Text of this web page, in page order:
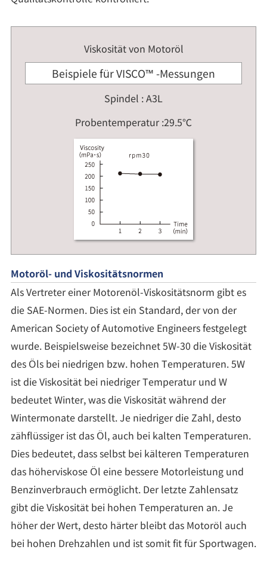
Viskosität von Motoröl
Beispiele für VISCO™ -Messungen
Spindel : A3L
Probentemperatur :29.5℃
Motoröl- und Viskositätsnormen
Als Vertreter einer Motorenöl-Viskositätsnorm gibt es
die SAE-Normen. Dies ist ein Standard, der von der
American Society of Automotive Engineers festgelegt
wurde. Beispielsweise bezeichnet 5W-30 die Viskosität
des Öls bei niedrigen bzw. hohen Temperaturen. 5W
ist die Viskosität bei niedriger Temperatur und W
bedeutet Winter, was die Viskosität während der
Wintermonate darstellt. Je niedriger die Zahl, desto
zähflüssiger ist das Öl, auch bei kalten Temperaturen.
Dies bedeutet, dass selbst bei kälteren Temperaturen
das höherviskose Öl eine bessere Motorleistung und
Benzinverbrauch ermöglicht. Der letzte Zahlensatz
gibt die Viskosität bei hohen Temperaturen an. Je
höher der Wert, desto härter bleibt das Motoröl auch
bei hohen Drehzahlen und ist somit fit für Sportwagen.